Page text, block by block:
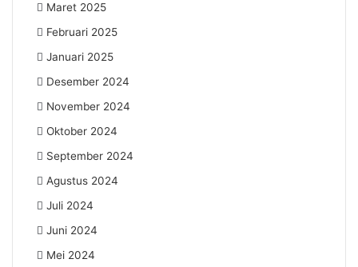
Maret 2025
Februari 2025
Januari 2025
Desember 2024
November 2024
Oktober 2024
September 2024
Agustus 2024
Juli 2024
Juni 2024
Mei 2024